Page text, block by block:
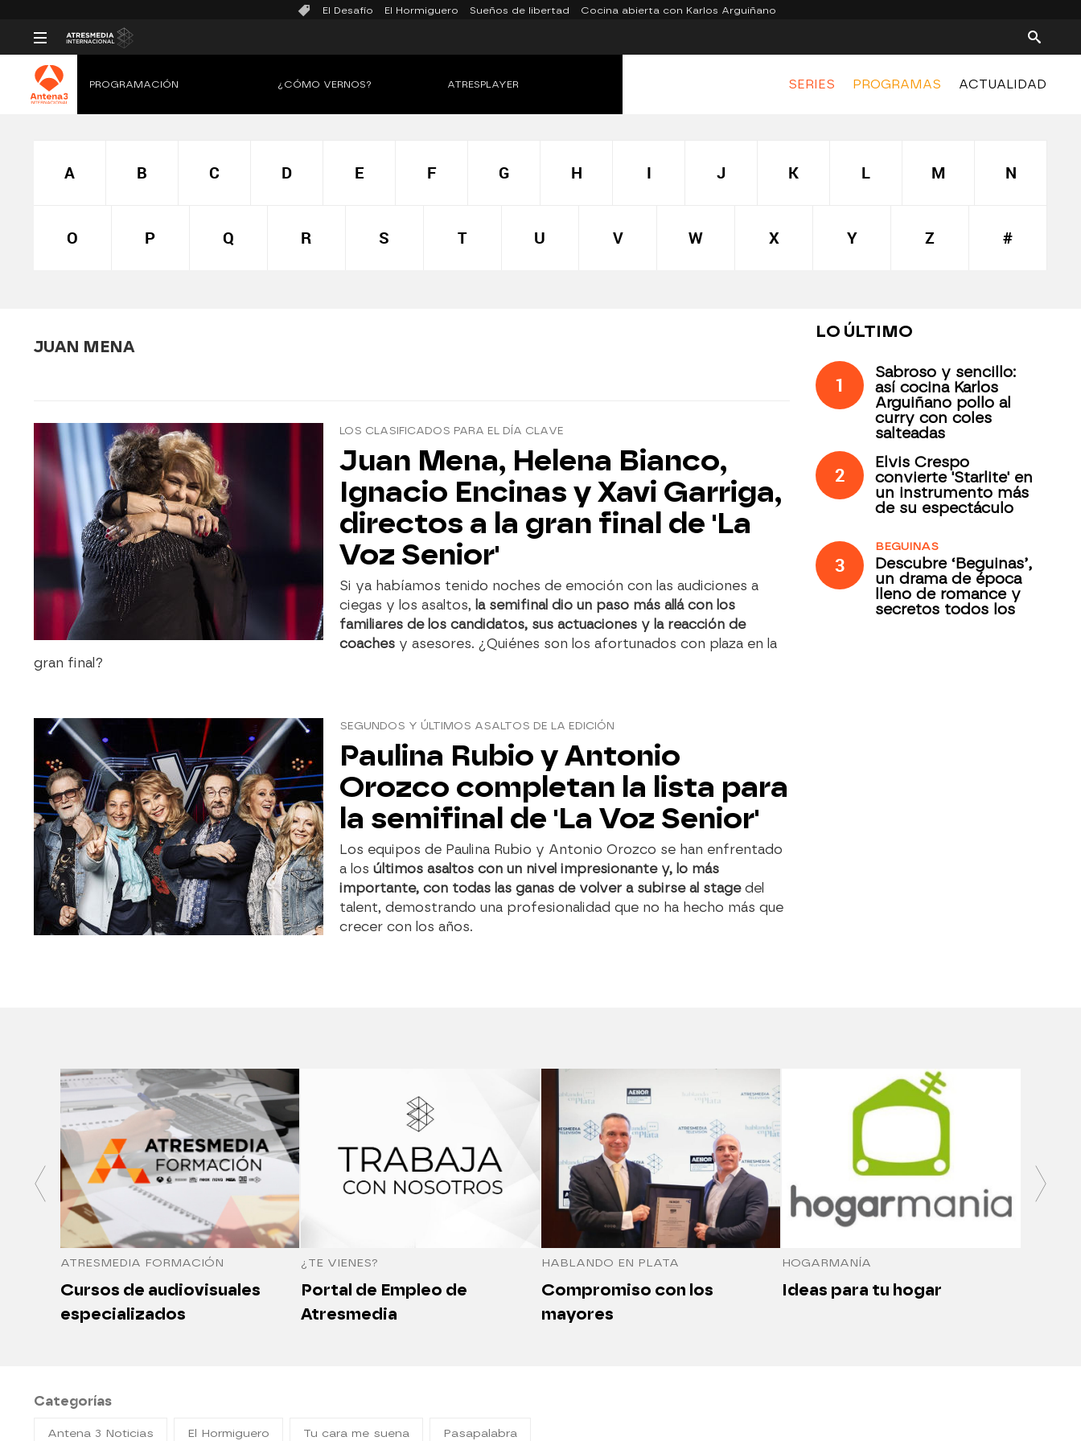
El Desafío El Hormiguero Sueños de libertad Cocina abierta con Karlos Arguiñano
SERIES PROGRAMAS ACTUALIDAD
PROGRAMACIÓN ¿CÓMO VERNOS? ATRESPLAYER
A B C D E F G H I J K L M N
O P Q R S T U V W X Y Z #
JUAN MENA
LOS CLASIFICADOS PARA EL DÍA CLAVE
Juan Mena, Helena Bianco,
Ignacio Encinas y Xavi Garriga,
directos a la gran final de 'La
Voz Senior'
Si ya habíamos tenido noches de emoción con las audiciones a
ciegas y los asaltos, la semifinal dio un paso más allá con los
familiares de los candidatos, sus actuaciones y la reacción de
coaches y asesores. ¿Quiénes son los afortunados con plaza en la
gran final?
SEGUNDOS Y ÚLTIMOS ASALTOS DE LA EDICIÓN
Paulina Rubio y Antonio
Orozco completan la lista para
la semifinal de 'La Voz Senior'
Los equipos de Paulina Rubio y Antonio Orozco se han enfrentado
a los últimos asaltos con un nivel impresionante y, lo más
importante, con todas las ganas de volver a subirse al stage del
talent, demostrando una profesionalidad que no ha hecho más que
crecer con los años.
LO ÚLTIMO
1
Sabroso y sencillo:
así cocina Karlos
Arguiñano pollo al
curry con coles
salteadas
2
Elvis Crespo
convierte 'Starlite' en
un instrumento más
de su espectáculo
3
BEGUINAS
Descubre ‘Beguinas’,
un drama de época
lleno de romance y
secretos todos los
ATRESMEDIA FORMACIÓN
Cursos de audiovisuales
especializados
¿TE VIENES?
Portal de Empleo de
Atresmedia
HABLANDO EN PLATA
Compromiso con los
mayores
HOGARMANÍA
Ideas para tu hogar
Categorías
Antena 3 Noticias El Hormiguero Tu cara me suena Pasapalabra